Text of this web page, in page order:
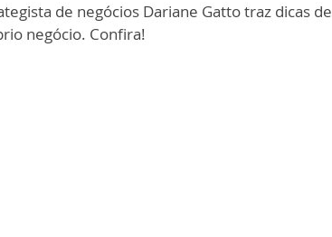
de negócios Dariane Gatto traz dicas de
negócio. Confira!